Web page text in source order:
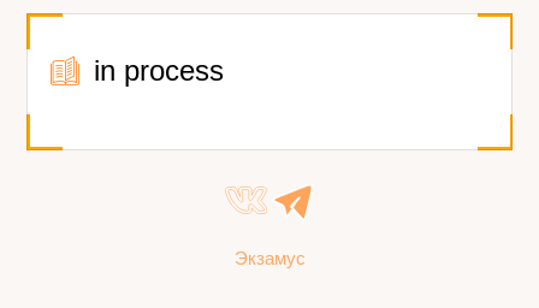
in process
Экзамус